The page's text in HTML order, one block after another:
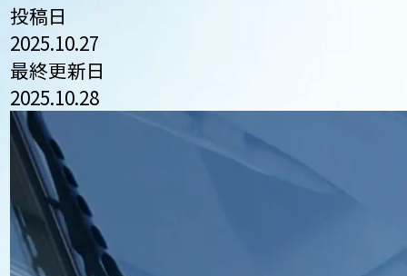
投稿日
2025.10.27
最終更新日
2025.10.28